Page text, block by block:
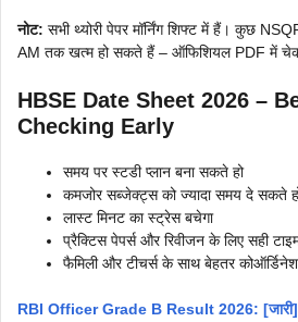
नोट: सभी थ्योरी पेपर मॉर्निंग शिफ्ट में हैं। कुछ
AM तक खत्म हो सकते हैं – ऑफिशियल PDF में
HBSE Date Sheet 2026 –
Checking Early
समय पर स्टडी प्लान बना सकते हो
कमजोर सब्जेक्ट्स को ज्यादा समय दे सकते
लास्ट मिनट का स्ट्रेस बचेगा
प्रैक्टिस पेपर्स और रिवीजन के लिए सही
फैमिली और टीचर्स के साथ बेहतर
RBI Officer Grade B Result 2026: [जारी]